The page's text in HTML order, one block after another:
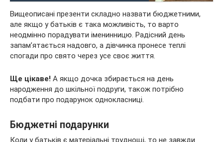
Вищеописані презенти складно назвати бюджетними,
але якщо у батьків є така можливість, то варто
неодмінно порадувати іменинницю. Радісний день
запам’ятається надовго, а дівчинка пронесе теплі
спогади про свято через усе своє життя.
Ще цікаве! А якщо дочка збирається на день
народження до шкільної подруги, також потрібно
подбати про подарунок однокласниці.
Бюджетні подарунки
Коли у батьків є матеріальні труднощі, то не завжди